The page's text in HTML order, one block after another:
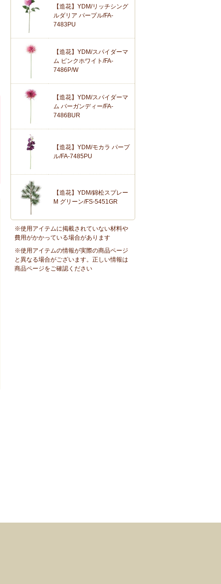
【造花】YDM/リッチシング
ルダリア パープル/FA-
7483PU
【造花】YDM/スパイダーマ
ム ピンクホワイト/FA-
7486P/W
【造花】YDM/スパイダーマ
ム バーガンディー/FA-
7486BUR
【造花】YDM/モカラ パープ
ル/FA-7485PU
【造花】YDM/錦松スプレー
M グリーン/FS-5451GR
※使用アイテムに掲載されていない材料や
費用がかかっている場合があります
※使用アイテムの情報が実際の商品ページ
と異なる場合がございます。正しい情報は
商品ページをご確認ください